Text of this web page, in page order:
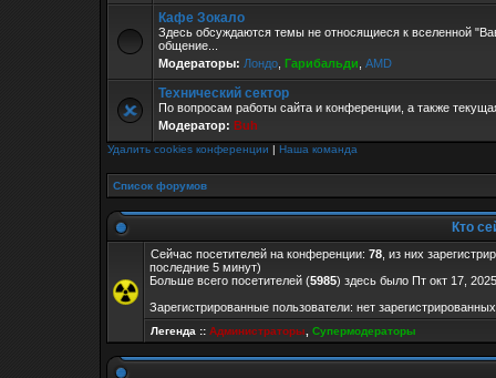
Кафе Зокало
Здесь обсуждаются темы не относящиеся к вселенной
общение...
Модераторы: Лондо Гарибальди AMD
Технический сектор
По вопросам работы сайта и конференции, а также
Модератор: Buh
Удалить cookies конференции | Наша команда
Список форумов
Кто
Сейчас посетителей на конференции: 78 , из них
последние 5 минут)
Больше всего посетителей (5985) здесь было Пт окт 17,
Зарегистрированные пользователи: нет
Легенда :: Администраторы Супермодераторы